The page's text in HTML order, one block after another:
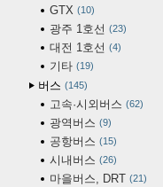
GTX 10
광주 1호선 23
대전 1호선 4
기타 19
버스 145
고속·시외버스 62
광역버스 9
공항버스 15
시내버스 26
마을버스, DRT 21